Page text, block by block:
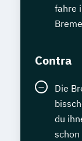
fahre
Contra
Die
du
schon